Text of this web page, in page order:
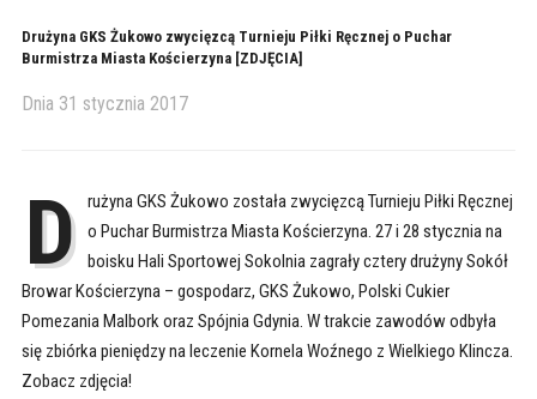
Drużyna GKS Żukowo zwycięzcą Turnieju Piłki Ręcznej o Puchar
Burmistrza Miasta Kościerzyna [ZDJĘCIA]
Dnia 31 stycznia 2017
D rużyna GKS Żukowo została zwycięzcą Turnieju Piłki Ręcznej
o Puchar Burmistrza Miasta Kościerzyna. 27 i 28 stycznia na
boisku Hali Sportowej Sokolnia zagrały cztery drużyny Sokół
Browar Kościerzyna – gospodarz, GKS Żukowo, Polski Cukier
Pomezania Malbork oraz Spójnia Gdynia. W trakcie zawodów odbyła
się zbiórka pieniędzy na leczenie Kornela Woźnego z Wielkiego Klincza.
Zobacz zdjęcia!